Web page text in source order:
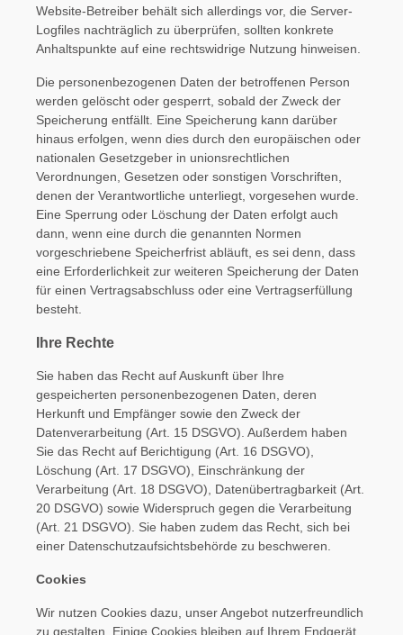
Website-Betreiber behält sich allerdings vor, die Server-
Logfiles nachträglich zu überprüfen, sollten konkrete
Anhaltspunkte auf eine rechtswidrige Nutzung hinweisen.
Die personenbezogenen Daten der betroffenen Person
werden gelöscht oder gesperrt, sobald der Zweck der
Speicherung entfällt. Eine Speicherung kann darüber
hinaus erfolgen, wenn dies durch den europäischen oder
nationalen Gesetzgeber in unionsrechtlichen
Verordnungen, Gesetzen oder sonstigen Vorschriften,
denen der Verantwortliche unterliegt, vorgesehen wurde.
Eine Sperrung oder Löschung der Daten erfolgt auch
dann, wenn eine durch die genannten Normen
vorgeschriebene Speicherfrist abläuft, es sei denn, dass
eine Erforderlichkeit zur weiteren Speicherung der Daten
für einen Vertragsabschluss oder eine Vertragserfüllung
besteht.
Ihre Rechte
Sie haben das Recht auf Auskunft über Ihre
gespeicherten personenbezogenen Daten, deren
Herkunft und Empfänger sowie den Zweck der
Datenverarbeitung (Art. 15 DSGVO). Außerdem haben
Sie das Recht auf Berichtigung (Art. 16 DSGVO),
Löschung (Art. 17 DSGVO), Einschränkung der
Verarbeitung (Art. 18 DSGVO), Datenübertragbarkeit (Art.
20 DSGVO) sowie Widerspruch gegen die Verarbeitung
(Art. 21 DSGVO). Sie haben zudem das Recht, sich bei
einer Datenschutzaufsichtsbehörde zu beschweren.
Cookies
Wir nutzen Cookies dazu, unser Angebot nutzerfreundlich
zu gestalten. Einige Cookies bleiben auf Ihrem Endgerät